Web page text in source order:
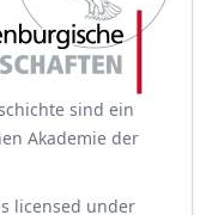
sind ein
Akademie der
licensed under